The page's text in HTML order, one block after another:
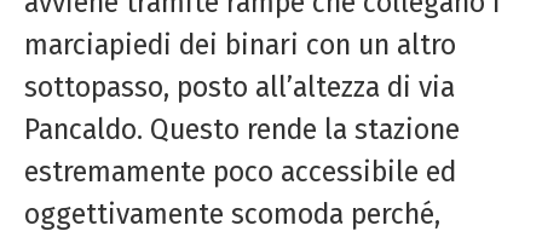
marciapiedi dei binari con un altro
sottopasso, posto all’altezza di via
Pancaldo. Questo rende la stazione
estremamente poco accessibile ed
oggettivamente scomoda perché,